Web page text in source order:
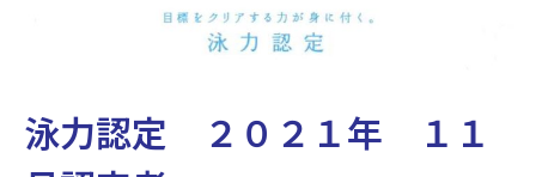
泳力認定 ２０２１年 １１